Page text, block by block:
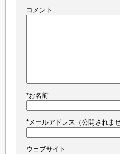
コメント
*お名前
* メールアドレス（公開されませ
ウェブサイト